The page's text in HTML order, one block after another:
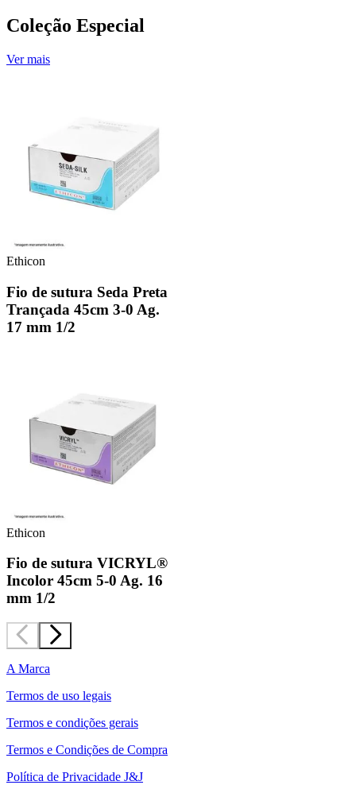
Coleção Especial
Ver mais
Ethicon
Fio de sutura Seda Preta
Trançada 45cm 3-0 Ag.
17 mm 1/2
Ethicon
Fio de sutura VICRYL®
Incolor 45cm 5-0 Ag. 16
mm 1/2
A Marca
Termos de uso legais
Termos e condições gerais
Termos e Condições de Compra
Política de Privacidade J&J